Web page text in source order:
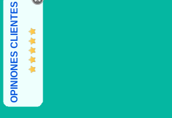
OPINIONES CLIENTES